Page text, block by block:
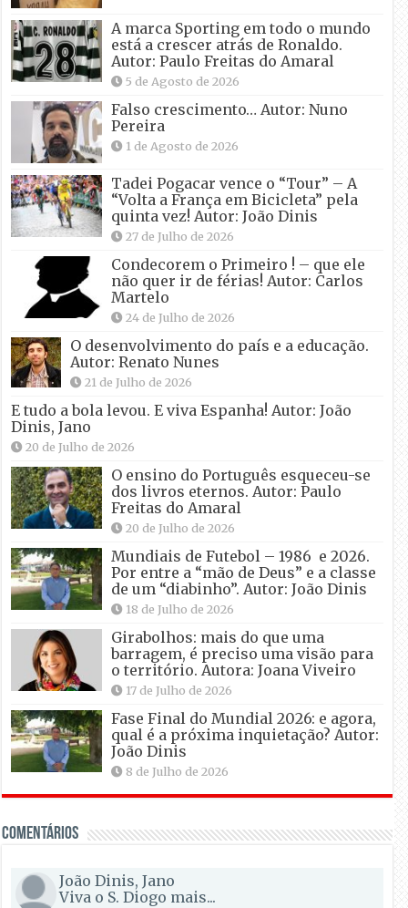
A marca Sporting em todo o mundo
está a crescer atrás de Ronaldo.
Autor: Paulo Freitas do Amaral
5 de Agosto de 2026
Falso crescimento… Autor: Nuno
Pereira
1 de Agosto de 2026
Tadei Pogacar vence o “Tour” – A
“Volta a França em Bicicleta” pela
quinta vez! Autor: João Dinis
27 de Julho de 2026
Condecorem o Primeiro ! – que ele
não quer ir de férias! Autor: Carlos
Martelo
24 de Julho de 2026
O desenvolvimento do país e a educação.
Autor: Renato Nunes
21 de Julho de 2026
E tudo a bola levou. E viva Espanha! Autor: João
Dinis, Jano
20 de Julho de 2026
O ensino do Português esqueceu-se
dos livros eternos. Autor: Paulo
Freitas do Amaral
20 de Julho de 2026
Mundiais de Futebol – 1986 e 2026.
Por entre a “mão de Deus” e a classe
de um “diabinho”. Autor: João Dinis
18 de Julho de 2026
Girabolhos: mais do que uma
barragem, é preciso uma visão para
o território. Autora: Joana Viveiro
17 de Julho de 2026
Fase Final do Mundial 2026: e agora,
qual é a próxima inquietação? Autor:
João Dinis
8 de Julho de 2026
Comentários
João Dinis, Jano
Viva o S. Diogo mais...